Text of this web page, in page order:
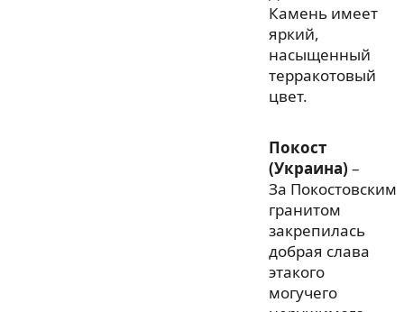
Камень имеет
яркий,
насыщенный
терракотовый
цвет.
Покост
(Украина) –
За Покостовским
гранитом
закрепилась
добрая слава
этакого
могучего